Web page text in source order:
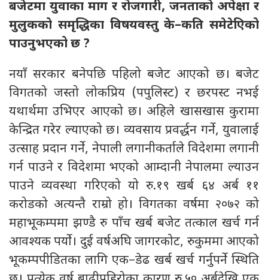
बजेटमा युवाका माग र रोजगारी, जनताको अपेक्षा र
मुलुकको समृद्धिका विषयवस्तु के–कति समेटेएिको
पाउनुभएको छ ?
नयाँ सरकार बनेपछि पहिलो बजेट आएको छ। बजेट
विगतको जस्तो लोकप्रिय (पपुलिस्ट) र छरपस्ट नभई
यथार्थमा उभिएर आएको छ। अहिले खासखास कुरामा
केन्द्रित गरेर ल्याएको छ। व्यवसाय प्रवर्द्धन गर्ने, युवालाई
उत्साह प्रदान गर्ने, नेपाली लगानीकर्ताले विदेशमा लगानी
गर्न पाउने र विदेशमा भएको आम्दानी नेपालमा ल्याउन
पाउने व्यवस्था गरिएको यो रु.१९ खर्ब ६४ अर्ब ११
करोडको अत्यन्तै राम्रो हो। विगतका वर्षमा २०७२ को
महाभूकम्पमा झण्डै रु पाँच खर्ब बजेट तत्काल खर्च गर्न
आवश्यक पर्यो। दुई वर्षअघि जागरकोट, रुकुममा आएको
भूकम्पपीडितका लागि एक–डेढ खर्ब खर्च गर्नुपर्ने स्थिति